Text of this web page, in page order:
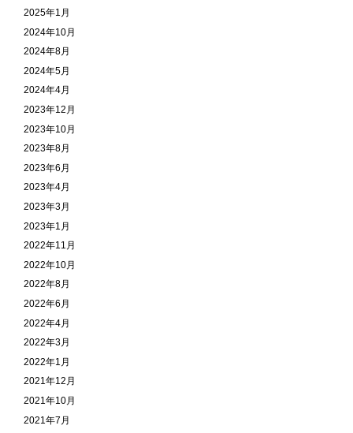
2025年1月
2024年10月
2024年8月
2024年5月
2024年4月
2023年12月
2023年10月
2023年8月
2023年6月
2023年4月
2023年3月
2023年1月
2022年11月
2022年10月
2022年8月
2022年6月
2022年4月
2022年3月
2022年1月
2021年12月
2021年10月
2021年7月